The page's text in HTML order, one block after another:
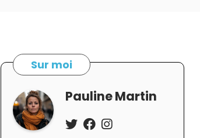
Sur moi
Pauline Martin